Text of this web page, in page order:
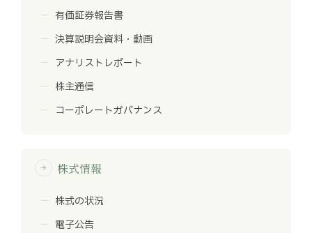
有価証券報告書
決算説明会資料・動画
アナリストレポート
株主通信
コーポレートガバナンス
arrow_forward 株式情報
株式の状況
電子公告